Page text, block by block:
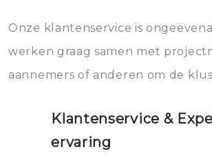
Onze klantenservice is
werken graag samen met
aannemers of anderen om de
Klantenservice &
ervaring